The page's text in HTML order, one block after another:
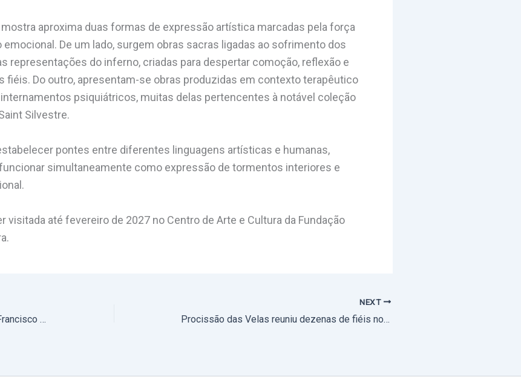
aproxima duas formas de expressão artística marcadas pela força
De um lado, surgem obras sacras ligadas ao sofrimento dos
representações do inferno, criadas para despertar comoção, reflexão e
fiéis. Do outro, apresentam-se obras produzidas em contexto terapêutico
psiquiátricos, muitas delas pertencentes à notável coleção
Silvestre.
pontes entre diferentes linguagens artísticas e humanas,
simultaneamente como expressão de tormentos interiores e
visitada até fevereiro de 2027 no Centro de Arte e Cultura da Fundação
“A palavra que vence é esperança”: D. Francisco destaca vitalidade humana, cultural e espiritual de Viana do Alentejo após visita pastoral
NEXT
Procissão das Velas reuniu dezenas de fiéis no Bairro de São Pedro, em Elvas